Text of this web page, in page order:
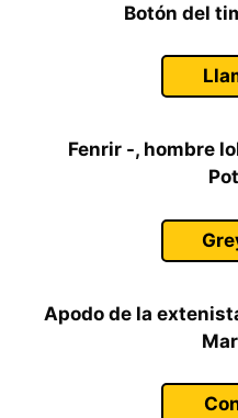
Botón del
Fenrir -, hombre
Apodo de la